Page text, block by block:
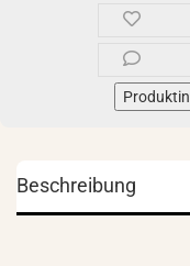
Beschreibung